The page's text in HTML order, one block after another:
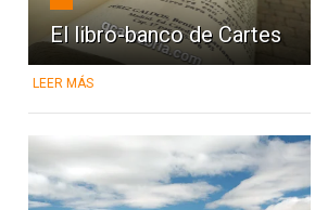
El libro-banco de Cartes
LEER MÁS